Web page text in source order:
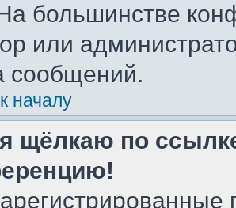
большинстве
или
сообщений.
началу
щёлкаю по